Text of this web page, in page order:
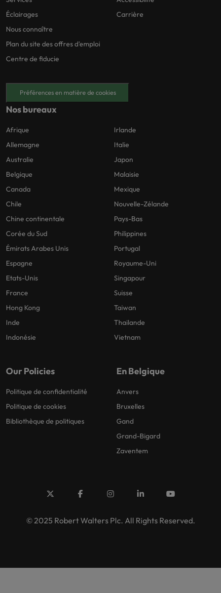
Éclairages
Nous connaître
Plan du site des offres d'emploi
Centre de fiducie
Carrière
Préférences en matière de cookies
Nos bureaux
Afrique
Allemagne
Australie
Belgique
Canada
Chile
Chine continentale
Corée du Sud
Émirats Arabes Unis
Espagne
Etats-Unis
France
Hong Kong
Inde
Indonésie
Irlande
Italie
Japon
Malaisie
Mexique
Nouvelle-Zélande
Pays-Bas
Philippines
Portugal
Royaume-Uni
Singapour
Suisse
Taiwan
Thailande
Vietnam
Our Policies
Politique de confidentialité
Politique de cookies
Bibliothèque de politiques
En Belgique
Anvers
Bruxelles
Gand
Grand-Bigard
Zaventem
© 2025 Robert Walters Plc. All Rights Reserved.